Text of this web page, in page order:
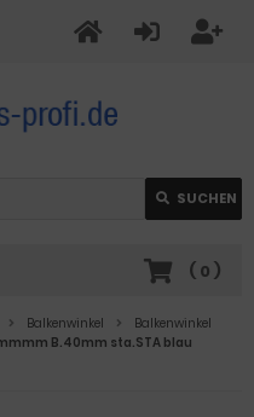
SUCHEN
( 0 )
Balkenwinkel
Balkenwinkel
B.40mm sta.STA blau